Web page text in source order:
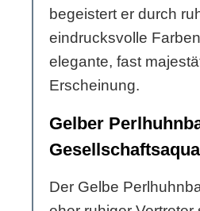
begeistert er durch
eindrucksvolle
elegante, fast
Erscheinung.
Gelber
Der Gelbe